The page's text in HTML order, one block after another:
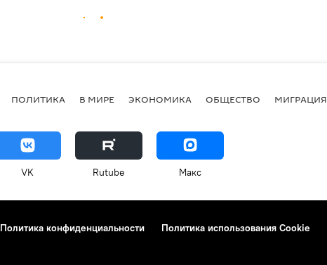
ПОЛИТИКА В МИРЕ ЭКОНОМИКА ОБЩЕСТВО МИГРАЦИЯ
VK Rutube Макс
Политика конфиденциальности Политика использования Cookie